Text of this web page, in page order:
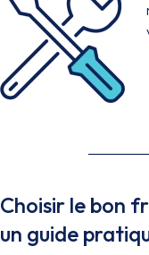
Choisir le bon
un guide